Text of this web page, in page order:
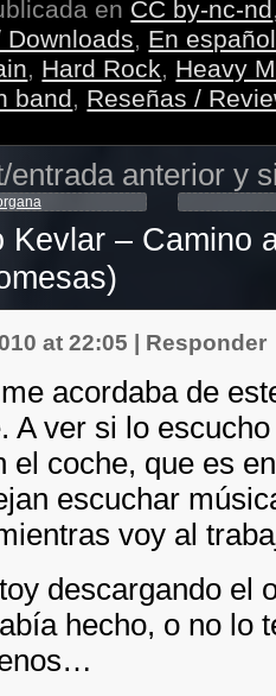
en CC by-nc-nd
Downloads, En
, Hard Rock, Heavy
band, Reseñas /
entrada anterior y
Kevlar – Camino
at 22:05 Responder
acordaba de
A ver si lo
el coche, que es
escuchar
voy al
descargando el
hecho, o no lo